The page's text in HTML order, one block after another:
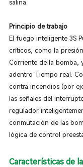
salina.
Principio de trabajo
El fuego inteligente 3S
críticos, como la
Corriente de la bomba,
adentro Tiempo real.
contra incendios (por
las señales del
regulador
conmutación de las
lógica de control
Características de